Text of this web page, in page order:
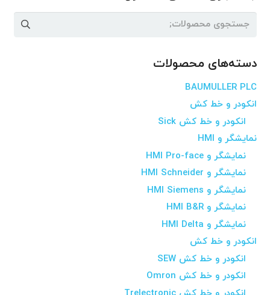
جستجو
دسته‌های محصولات
BAUMULLER PLC
انکودر و خط کش
انکودر و خط کش Sick
نمایشگر و HMI
نمایشگر و HMI Pro-face
نمایشگر و HMI Schneider
نمایشگر و HMI Siemens
نمایشگر و HMI B&R
نمایشگر و HMI Delta
انکودر و خط کش
انکودر و خط کش SEW
انکودر و خط کش Omron